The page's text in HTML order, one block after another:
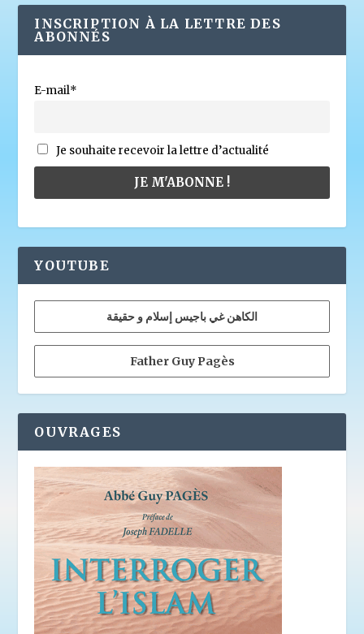
INSCRIPTION À LA LETTRE DES
ABONNÉS
E-mail*
Je souhaite recevoir la lettre d’actualité
YOUTUBE
الكاهن غي باجيس إسلام و حقيقة
Father Guy Pagès
OUVRAGES